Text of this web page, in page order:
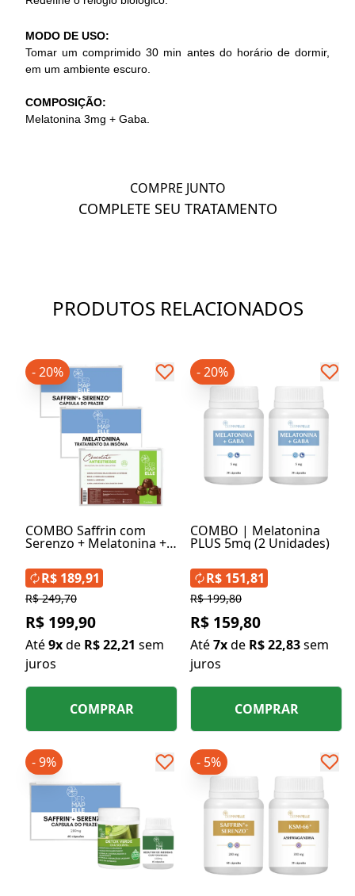
MODO DE USO:
Tomar um comprimido 30 min antes do horário de dormir,
em um ambiente escuro.
COMPOSIÇÃO:
Melatonina 3mg + Gaba.
COMPRE JUNTO
COMPLETE SEU TRATAMENTO
PRODUTOS RELACIONADOS
COMBO Saffrin com
Serenzo + Melatonina +
- 20%
R$ 249,70
R$ 199,90
Até9xde R$ 22,21 sem
juros
R$ 189,91
COMPRAR
COMBO | Melatonina
PLUS 5mg (2 Unidades)
- 20%
R$ 199,80
R$ 159,80
Até7xde R$ 22,83sem
juros
R$ 151,81
COMPRAR
- 9% - 5%